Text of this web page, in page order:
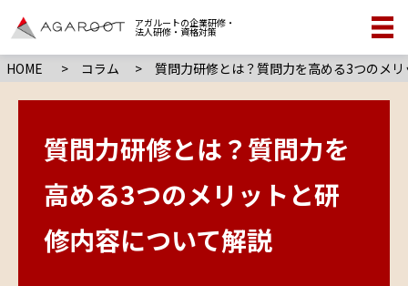
アガルートの企業研修・
法人研修・資格対策
HOME > コラム > 質問力研修とは？質問力を高める3つのメリ
質問力研修とは？質問力を
高める3つのメリットと研
修内容について解説